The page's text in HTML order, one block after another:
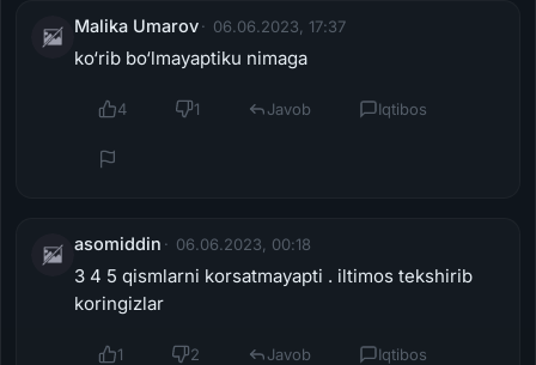
Malika Umarov 06.06.2023, 17:37
ko‘rib bo‘lmayaptiku nimaga
4 1 Javob Iqtibos
asomiddin 06.06.2023, 00:18
3 4 5 qismlarni korsatmayapti . iltimos tekshirib
koringizlar
1 2 Javob Iqtibos